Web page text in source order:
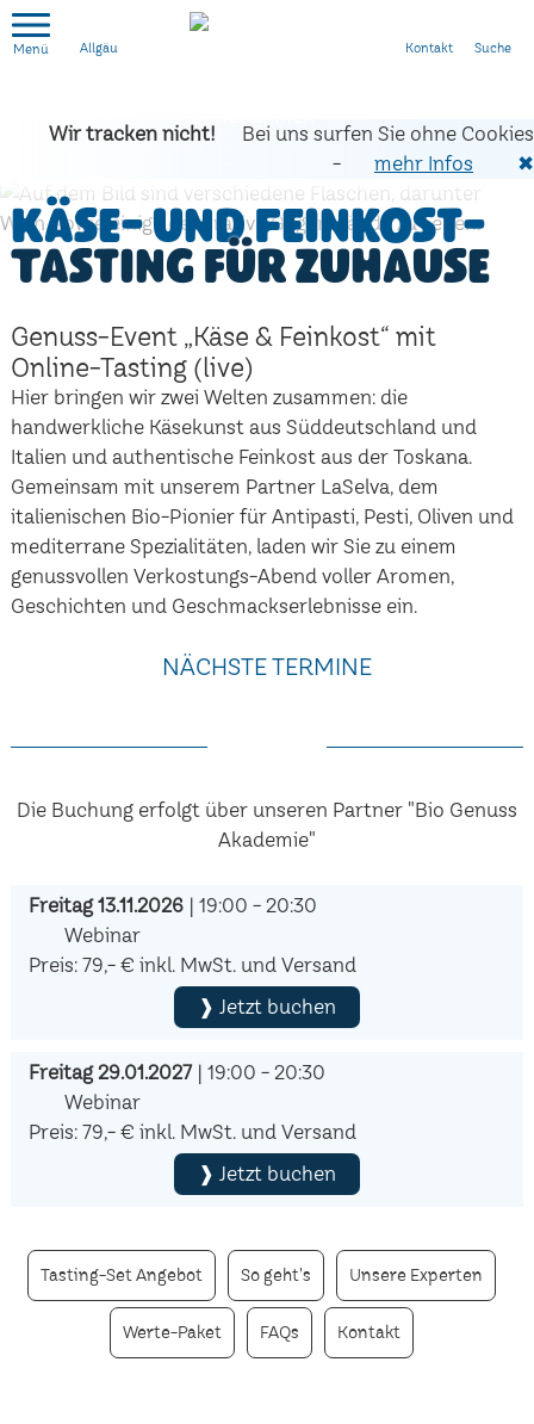
Allgäu
Wir tracken nicht!
Bei uns surfen Sie ohne Cookies
-
mehr Infos ✖
Käse- und Feinkost-
Tasting für zuhause
Genuss-Event „Käse & Feinkost“ mit
Online-Tasting (live)
Hier bringen wir zwei Welten zusammen: die
handwerkliche Käsekunst aus Süddeutschland und
Italien und authentische Feinkost aus der Toskana.
Gemeinsam mit unserem Partner LaSelva, dem
italienischen Bio-Pionier für Antipasti, Pesti, Oliven und
mediterrane Spezialitäten, laden wir Sie zu einem
genussvollen Verkostungs-Abend voller Aromen,
Geschichten und Geschmackserlebnisse ein.
NÄCHSTE TERMINE
Die Buchung erfolgt über unseren Partner "Bio Genuss
Akademie"
Freitag 13.11.2026| 19:00 - 20:30
Webinar
Preis: 79,- € inkl. MwSt. und Versand
❱ Jetzt buchen
Freitag 29.01.2027| 19:00 - 20:30
Webinar
Preis: 79,- € inkl. MwSt. und Versand
❱ Jetzt buchen
Tasting-Set Angebot So geht's Unsere Experten
Werte-Paket FAQs Kontakt